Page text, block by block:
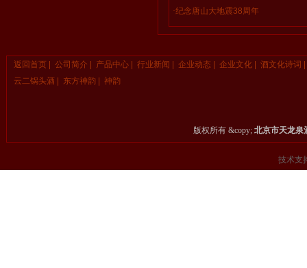
夫-乔布斯）
·纪念唐山大地震38周年
返回首页 公司简介 产品中心 行业新闻 企业动态 企业文化 酒文化诗词
云二锅头酒
东方神韵 神韵
版权所有 &copy; 北京市天龙泉
技术支